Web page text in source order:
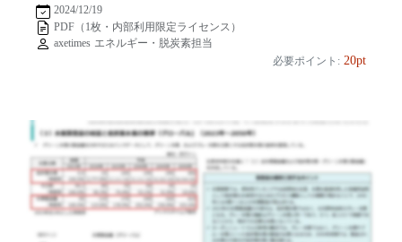
2024/12/19
PDF（1枚・内部利用限定ライセンス）
axetimes エネルギー・脱炭素担当
必要ポイント: 20pt